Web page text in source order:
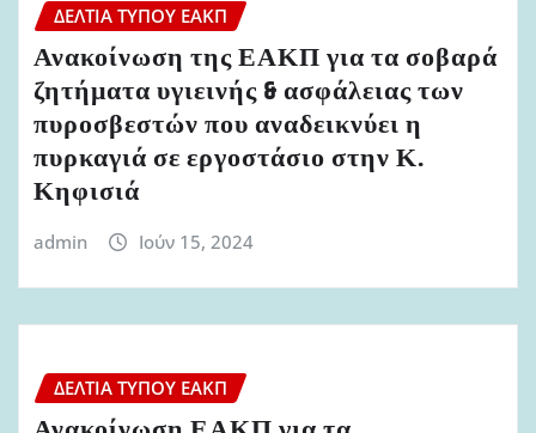
ΔΕΛΤΊΑ ΤΎΠΟΥ ΕΑΚΠ
Ανακοίνωση της ΕΑΚΠ για τα σοβαρά
ζητήματα υγιεινής & ασφάλειας των
πυροσβεστών που αναδεικνύει η
πυρκαγιά σε εργοστάσιο στην Κ.
Κηφισιά
admin Ιούν 15, 2024
ΔΕΛΤΊΑ ΤΎΠΟΥ ΕΑΚΠ